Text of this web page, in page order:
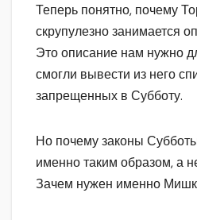
Теперь понятно, почему
скрупулезно занимается
Это описание нам нужно
смогли вывести из него
запрещенных в Субботу.
Но почему законы
именно таким образом, а
Зачем нужен именно